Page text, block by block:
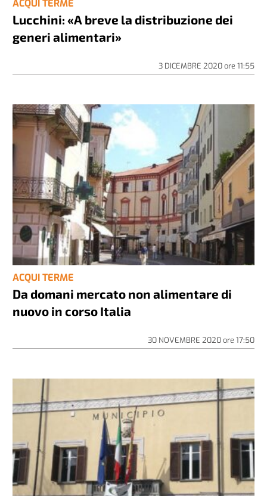
ACQUI TERME
Lucchini: «A breve la distribuzione dei
generi alimentari»
3 DICEMBRE 2020ore 11:55
ACQUI TERME
Da domani mercato non alimentare di
nuovo in corso Italia
30 NOVEMBRE 2020ore 17:50